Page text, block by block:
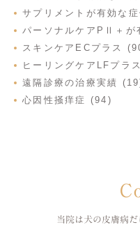
サプリメントが有効な
パーソナルケアPⅡ＋が
スキンケアECプラス
ヒーリングケアLFプラ
遠隔診療の治療実績
心因性掻痒症 (94)
当院は犬の皮膚病